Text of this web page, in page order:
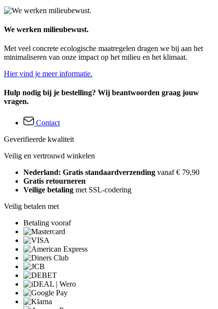
We werken milieubewust.
Met veel concrete ecologische maatregelen dragen we bij aan het
minimaliseren van onze impact op het milieu en het klimaat.
Hier vind je meer informatie.
Hulp nodig bij je bestelling? Wij beantwoorden graag jouw
vragen.
Contact
Geverifieerde kwaliteit
Veilig en vertrouwd winkelen
Nederland: Gratis standaardverzending vanaf € 79,90
Gratis retourneren
Veilige betaling met SSL-codering
Veilig betalen met
Betaling vooraf